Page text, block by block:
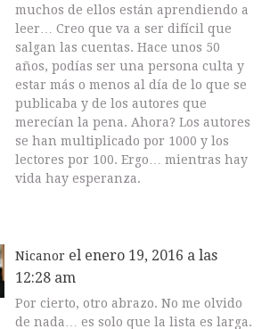
muchos de ellos están aprendiendo a
leer… Creo que va a ser difícil que
salgan las cuentas. Hace unos 50
años, podías ser una persona culta y
estar más o menos al día de lo que se
publicaba y de los autores que
merecían la pena. Ahora? Los autores
se han multiplicado por 1000 y los
lectores por 100. Ergo… mientras hay
vida hay esperanza.
Nicanor el enero 19, 2016 a las
12:28 am
Por cierto, otro abrazo. No me olvido
de nada… es solo que la lista es larga.